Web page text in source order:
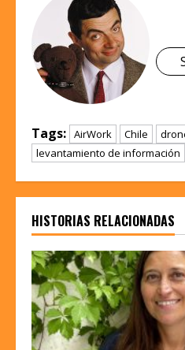
Tags: AirWork Chile
levantamiento de información
HISTORIAS RELACIONADAS